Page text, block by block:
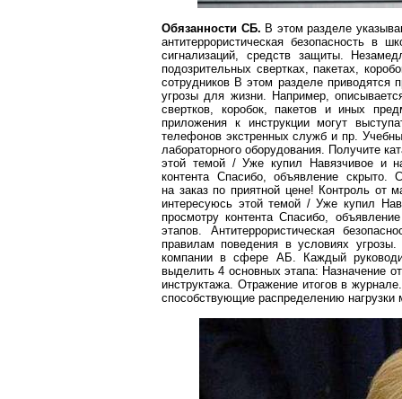
Обязанности СБ. В этом разделе
антитеррористическая безопасность в
сигнализаций, средств защиты.
подозрительных свертках, пакетах,
сотрудников В этом разделе приводятся
угрозы для жизни. Например,
свертков, коробок, пакетов и иных
приложения к инструкции могут
телефонов экстренных служб и пр.
лабораторного оборудования. Получите
этой темой/ Уже купил Навязчивое и
контентаСпасибо, объявление скрыто.
на заказ по приятной цене! Контроль от
интересуюсь этой темой / Уже купил
просмотруконтентаСпасибо,
этапов. Антитеррористическая
правилам поведения в условиях
компании в сфере АБ. Каждый
выделить 4 основныхэтапа: Назначение
инструктажа. Отражение итогов в
способствующие распределению